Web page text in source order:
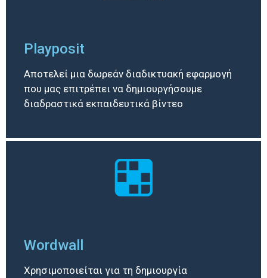
Playposit
Αποτελεί μια δωρεάν διαδικτυακή εφαρμογή
που μας επιτρέπει να δημιουργήσουμε
διαδραστικά εκπαιδευτικά βίντεο
Wordwall
Χρησιμοποιείται για τη δημιουργία